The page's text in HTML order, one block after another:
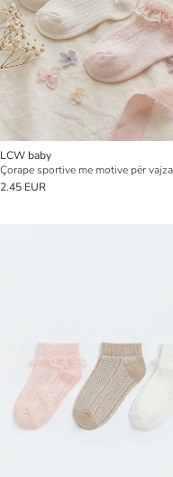
LCW baby
2.45 EUR